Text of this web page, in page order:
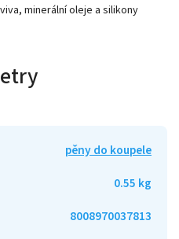
minerální oleje a silikony
pěny do koupele
0.55 kg
8008970037813